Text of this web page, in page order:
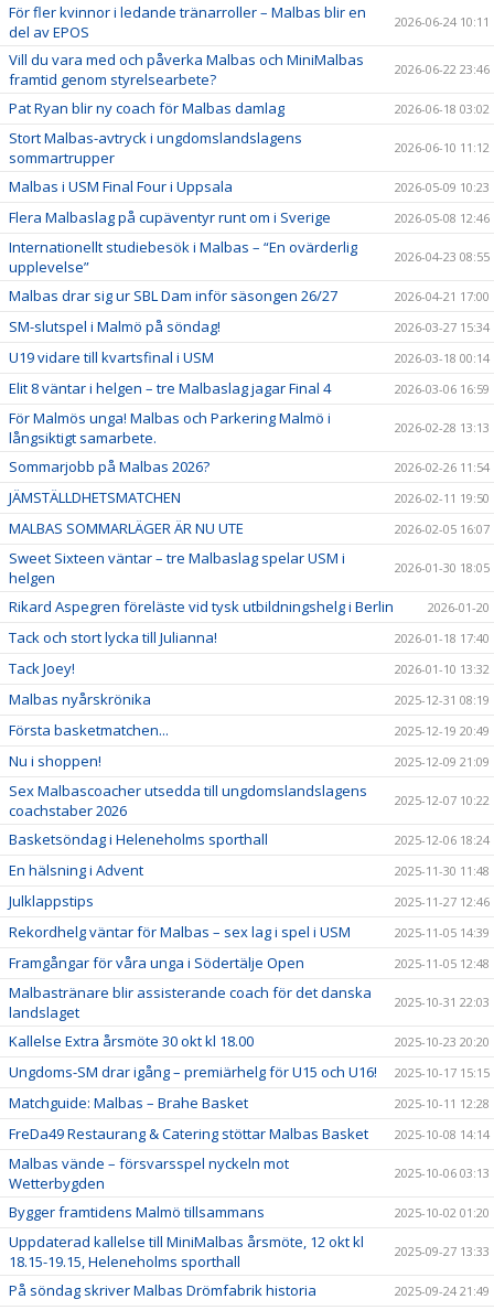
För fler kvinnor i ledande tränarroller – Malbas blir en
del av EPOS
2026-06-24 10:11
Vill du vara med och påverka Malbas och MiniMalbas
framtid genom styrelsearbete?
2026-06-22 23:46
Pat Ryan blir ny coach för Malbas damlag 2026-06-18 03:02
Stort Malbas-avtryck i ungdomslandslagens
sommartrupper
2026-06-10 11:12
Malbas i USM Final Four i Uppsala 2026-05-09 10:23
Flera Malbaslag på cupäventyr runt om i Sverige 2026-05-08 12:46
Internationellt studiebesök i Malbas – “En ovärderlig
upplevelse”
2026-04-23 08:55
Malbas drar sig ur SBL Dam inför säsongen 26/27 2026-04-21 17:00
SM-slutspel i Malmö på söndag! 2026-03-27 15:34
U19 vidare till kvartsfinal i USM 2026-03-18 00:14
Elit 8 väntar i helgen – tre Malbaslag jagar Final 4 2026-03-06 16:59
För Malmös unga! Malbas och Parkering Malmö i
långsiktigt samarbete.
2026-02-28 13:13
Sommarjobb på Malbas 2026? 2026-02-26 11:54
JÄMSTÄLLDHETSMATCHEN 2026-02-11 19:50
MALBAS SOMMARLÄGER ÄR NU UTE 2026-02-05 16:07
Sweet Sixteen väntar – tre Malbaslag spelar USM i
helgen
2026-01-30 18:05
Rikard Aspegren föreläste vid tysk utbildningshelg i Berlin 2026-01-20
Tack och stort lycka till Julianna! 2026-01-18 17:40
Tack Joey! 2026-01-10 13:32
Malbas nyårskrönika 2025-12-31 08:19
Första basketmatchen... 2025-12-19 20:49
Nu i shoppen! 2025-12-09 21:09
Sex Malbascoacher utsedda till ungdomslandslagens
coachstaber 2026
2025-12-07 10:22
Basketsöndag i Heleneholms sporthall 2025-12-06 18:24
En hälsning i Advent 2025-11-30 11:48
Julklappstips 2025-11-27 12:46
Rekordhelg väntar för Malbas – sex lag i spel i USM 2025-11-05 14:39
Framgångar för våra unga i Södertälje Open 2025-11-05 12:48
Malbastränare blir assisterande coach för det danska
landslaget
2025-10-31 22:03
Kallelse Extra årsmöte 30 okt kl 18.00 2025-10-23 20:20
Ungdoms-SM drar igång – premiärhelg för U15 och U16! 2025-10-17 15:15
Matchguide: Malbas – Brahe Basket 2025-10-11 12:28
FreDa49 Restaurang & Catering stöttar Malbas Basket 2025-10-08 14:14
Malbas vände – försvarsspel nyckeln mot
Wetterbygden
2025-10-06 03:13
Bygger framtidens Malmö tillsammans 2025-10-02 01:20
Uppdaterad kallelse till MiniMalbas årsmöte, 12 okt kl
18.15-19.15, Heleneholms sporthall
2025-09-27 13:33
På söndag skriver Malbas Drömfabrik historia 2025-09-24 21:49